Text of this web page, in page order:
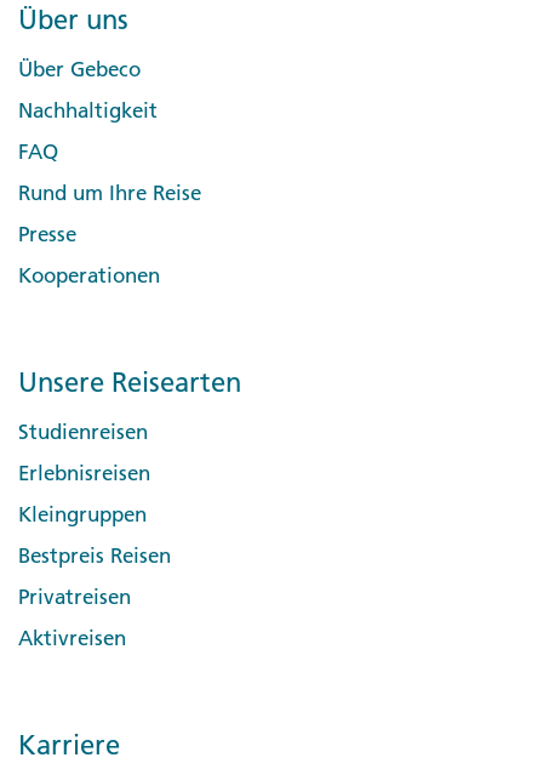
Über uns
Über Gebeco
Nachhaltigkeit
FAQ
Rund um Ihre Reise
Presse
Kooperationen
Unsere Reisearten
Studienreisen
Erlebnisreisen
Kleingruppen
Bestpreis Reisen
Privatreisen
Aktivreisen
Karriere